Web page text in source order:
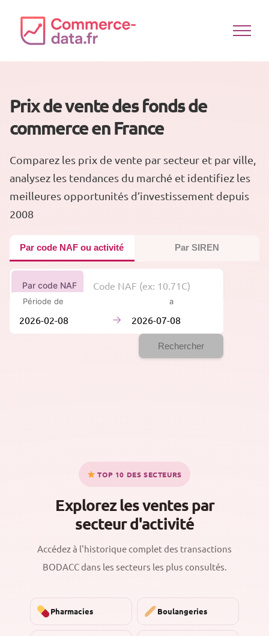
contenu
Prix de vente des fonds de
commerce en France
Comparez les prix de vente par secteur et par ville,
analysez les tendances du marché et identifiez les
meilleures opportunités d’investissement depuis
2008
Par code NAF ou activité Par SIREN
Par code NAF
Période de à
→
Rechercher
TOP 10 DES SECTEURS
Explorez les ventes par
secteur d'activité
Accédez à l'historique complet des transactions
BODACC dans les secteurs les plus consultés.
Pharmacies Boulangeries